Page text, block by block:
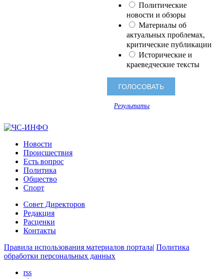
Политические
новости и обзоры
Материалы об
актуальных проблемах,
критические публикации
Исторические и
краеведческие тексты
Результаты
Новости
Происшествия
Есть вопрос
Политика
Общество
Спорт
Совет Директоров
Редакция
Расценки
Контакты
Правила использования материалов портала| Политика
обработки персональных данных
rss